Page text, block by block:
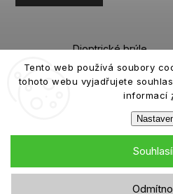
Tento web používá soubory
tohoto webu vyjadřujete
informací
Dioptrické brýle
Sportovní brýle
Roztoky a
Copyright 2026eiffeloptic.cz.